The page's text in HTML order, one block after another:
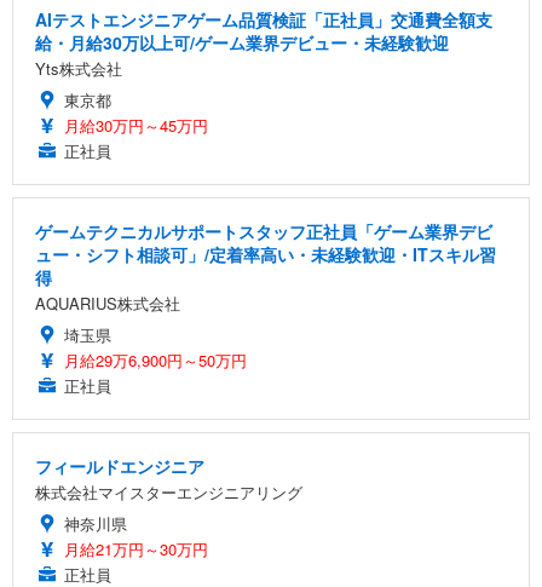
AIテストエンジニアゲーム品質検証「正社員」交通費全額支
給・月給30万以上可/ゲーム業界デビュー・未経験歓迎
Yts株式会社
東京都
月給30万円～45万円
正社員
ゲームテクニカルサポートスタッフ正社員「ゲーム業界デビ
ュー・シフト相談可」/定着率高い・未経験歓迎・ITスキル習
得
AQUARIUS株式会社
埼玉県
月給29万6,900円～50万円
正社員
フィールドエンジニア
株式会社マイスターエンジニアリング
神奈川県
月給21万円～30万円
正社員